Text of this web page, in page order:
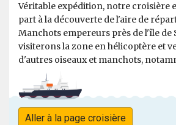
Véritable expédition, notre croisière
part à la découverte de l'aire de
Manchots empereurs près de l'île de
visiterons la zone en hélicoptère et
d'autres oiseaux et manchots,
Aller à la page croisière